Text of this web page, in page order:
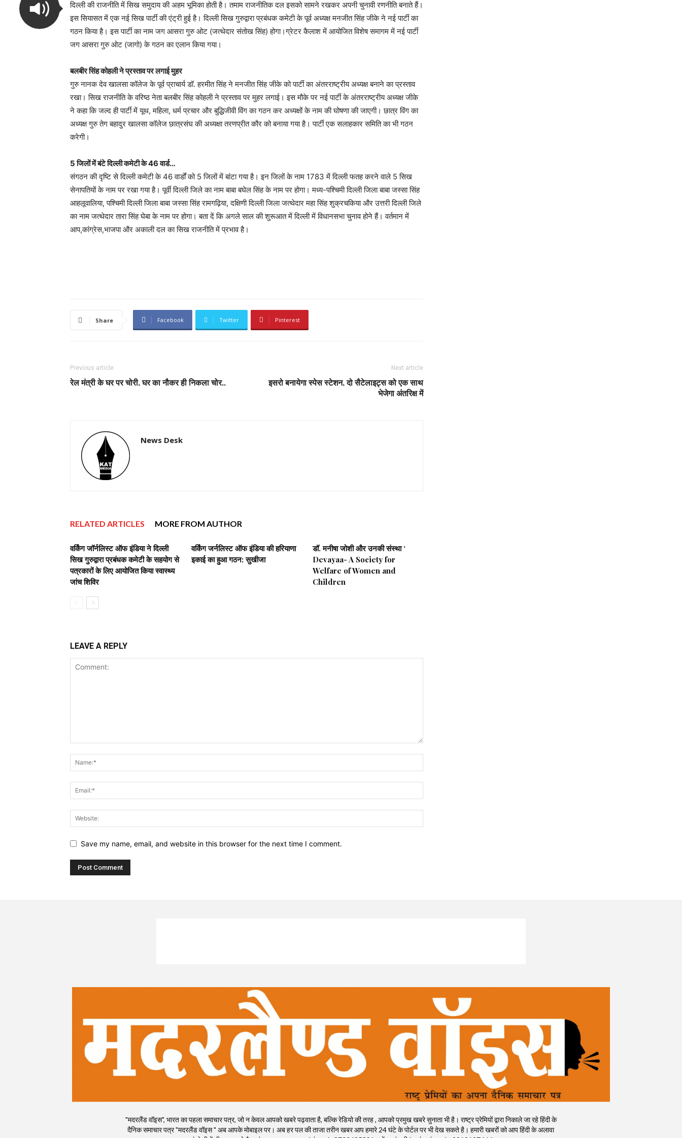
दिल्ली की राजनीति में सिख समुदाय की अहम भूमिका होती है। तमाम राजनीतिक दल इसको सामने रखकर अपनी चुनावी रणनीति बनाते हैं।
इस सियासत में एक नई सिख पार्टी की एंट्री हुई है। दिल्ली सिख गुरुद्वारा प्रबंधक कमेटी के पूर्व अध्यक्ष मनजीत सिंह जीके ने नई पार्टी का
गठन किया है। इस पार्टी का नाम जग आसरा गुरु ओट (जत्थेदार संतोख सिंह) होगा।ग्रेटर कैलाश में आयोजित विशेष समागम में नई पार्टी
जग आसरा गुरु ओट (जागो) के गठन का एलान किया गया।
बलबीर सिंह कोहली ने प्रस्ताव पर लगाई मुहर
गुरु नानक देव खालसा कॉलेज के पूर्व प्राचार्य डॉ. हरमीत सिंह ने मनजीत सिंह जीके को पार्टी का अंतरराष्ट्रीय अध्यक्ष बनाने का प्रस्ताव
रखा। सिख राजनीति के वरिष्ठ नेता बलबीर सिंह कोहली ने प्रस्ताव पर मुहर लगाई। इस मौके पर नई पार्टी के अंतरराष्ट्रीय अध्यक्ष जीके
ने कहा कि जल्द ही पार्टी में यूथ, महिला, धर्म प्रचार और बुद्धिजीवी विंग का गठन कर अध्यक्षों के नाम की घोषणा की जाएगी। छात्र विंग का
अध्यक्ष गुरु तेग बहादुर खालसा कॉलेज छात्रसंघ की अध्यक्षा तरणप्रीत कौर को बनाया गया है। पार्टी एक सलाहकार समिति का भी गठन
करेगी।
5 जिलों में बंटे दिल्ली कमेटी के 46 वार्ड…
संगठन की दृष्टि से दिल्ली कमेटी के 46 वार्डों को 5 जिलों में बांटा गया है। इन जिलों के नाम 1783 में दिल्ली फतह करने वाले 5 सिख
सेनापतियों के नाम पर रखा गया है। पूर्वी दिल्ली जिले का नाम बाबा बघेल सिंह के नाम पर होगा। मध्य-पश्चिमी दिल्ली जिला बाबा जस्सा सिंह
आहलूवालिया, पश्चिमी दिल्ली जिला बाबा जस्सा सिंह रामगढ़िया, दक्षिणी दिल्ली जिला जत्थेदार महा सिंह शुक्रचकिया और उत्तरी दिल्ली जिले
का नाम जत्थेदार तारा सिंह घेबा के नाम पर होगा। बता दें कि अगले साल की शुरूआत में दिल्ली में विधानसभा चुनाव होने हैं। वर्तमान में
आप,कांग्रेस,भाजपा और अकाली दल का सिख राजनीति में प्रभाव है।
Share Facebook Twitter Pinterest
Previous article
रेल मंत्री के घर पर चोरी, घर का नौकर ही निकला चोर..
Next article
इसरो बनायेगा स्पेस स्टेशन, दो सैटेलाइट्स को एक साथ
भेजेगा अंतरिक्ष में
News Desk
RELATED ARTICLES MORE FROM AUTHOR
वर्किंग जॉर्नलिस्ट ऑफ इंडिया ने दिल्ली
सिख गुरुद्वारा प्रबंधक कमेटी के सहयोग से
पत्रकारों के लिए आयोजित किया स्वास्थ्य
जांच शिविर
वर्किंग जर्नलिस्ट ऑफ इंडिया की हरियाणा
इकाई का हुआ गठन: सुखीजा
डॉ. मनीषा जोशी और उनकी संस्था ‘
Devayaa- A Society for
Welfare of Women and
Children
LEAVE A REPLY
Save my name, email, and website in this browser for the next time I comment.
"मदरलैंड वॉइस", भारत का पहला समाचार पत्र, जो न केवल आपको खबरे पढ़वाता है, बल्कि रेडियो की तरह , आपको प्रमुख खबरे सुनाता भी है। राष्ट्र प्रेमियों द्वारा निकाले जा रहे हिंदी के
दैनिक समाचार पत्र "मदरलैंड वॉइस " अब आपके मोबाइल पर। अब हर पल की ताजा तरीन खबर आप हमारे 24 घंटे के पोर्टल पर भी देख सकते है। हमारी खबरों को आप हिंदी के अलावा